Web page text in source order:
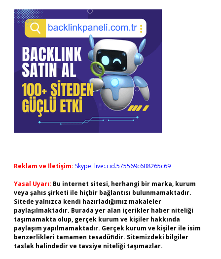
Reklam ve İletişim: Skype: live:.cid.575569c608265c69
Yasal Uyarı: Bu internet sitesi, herhangi bir marka, kurum
veya şahıs şirketi ile hiçbir bağlantısı bulunmamaktadır.
Sitede yalnızca kendi hazırladığımız makaleler
paylaşılmaktadır. Burada yer alan içerikler haber niteliği
taşımamakta olup, gerçek kurum ve kişiler hakkında
paylaşım yapılmamaktadır. Gerçek kurum ve kişiler ile isim
benzerlikleri tamamen tesadüfidir. Sitemizdeki bilgiler
taslak halindedir ve tavsiye niteliği taşımazlar.